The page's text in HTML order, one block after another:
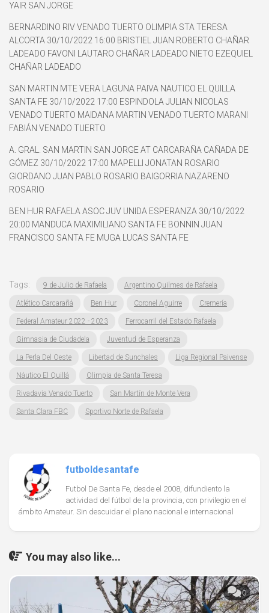
YAIR SAN JORGE
BERNARDINO RIV VENADO TUERTO OLIMPIA STA TERESA
ALCORTA 30/10/2022 16:00 BRISTIEL JUAN ROBERTO CHAÑAR
LADEADO FAVONI LAUTARO CHAÑAR LADEADO NIETO EZEQUIEL
CHAÑAR LADEADO
SAN MARTIN MTE VERA LAGUNA PAIVA NAUTICO EL QUILLA
SANTA FE 30/10/2022 17:00 ESPINDOLA JULIAN NICOLAS
VENADO TUERTO MAIDANA MARTIN VENADO TUERTO MARANI
FABIÁN VENADO TUERTO
A. GRAL. SAN MARTIN SAN JORGE AT CARCARAÑA CAÑADA DE
GÓMEZ 30/10/2022 17:00 MAPELLI JONATAN ROSARIO
GIORDANO JUAN PABLO ROSARIO BAIGORRIA NAZARENO
ROSARIO
BEN HUR RAFAELA ASOC JUV UNIDA ESPERANZA 30/10/2022
20:00 MANDUCA MAXIMILIANO SANTA FE BONNIN JUAN
FRANCISCO SANTA FE MUGA LUCAS SANTA FE
Tags: 9 de Julio de Rafaela Argentino Quilmes de Rafaela
Atlético Carcarañá Ben Hur Coronel Aguirre Cremería
Federal Amateur 2022 - 2023 Ferrocarril del Estado Rafaela
Gimnasia de Ciudadela Juventud de Esperanza
La Perla Del Oeste Libertad de Sunchales Liga Regional Paivense
Náutico El Quillá Olimpia de Santa Teresa
Rivadavia Venado Tuerto San Martín de Monte Vera
Santa Clara FBC Sportivo Norte de Rafaela
futboldesantafe
Futbol De Santa Fe, desde el 2008, difundiento la
actividad del fútbol de la provincia, con privilegio en el
ámbito Amateur. Sin descuidar el plano nacional e internacional
You may also like...
0